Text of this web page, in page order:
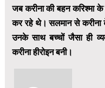
जब करीना की बहन करिश्मा
कर रहे थे। सलमान से करीना
उनके साथ बच्चों जैसा ही
करीना हीरोइन बनी।